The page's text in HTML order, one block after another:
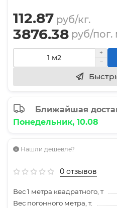
112.87 руб/кг.
3876.38 руб/пог.
Ближайшая
Понедельник, 10.08
Нашли дешевле?
0 отзывов
Вес 1 метра квадратного, т
Вес погонного метра, т.